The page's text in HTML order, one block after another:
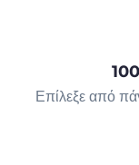
Επίλεξε από